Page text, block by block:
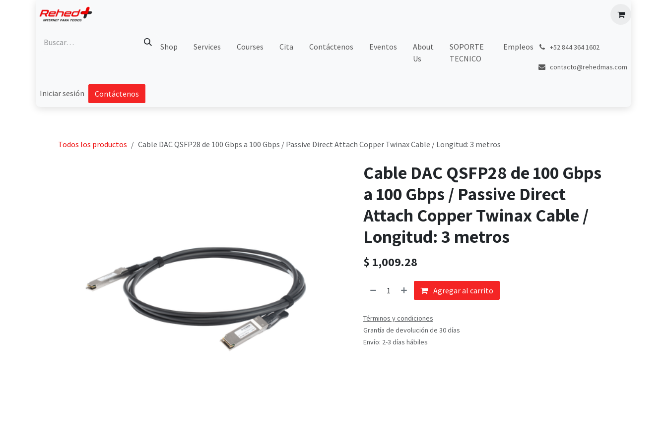
Shop Services Courses Cita Contáctenos Eventos
About
Us
SOPORTE
TECNICO
Empleos +52 844 364 1602
contacto@rehedmas.com
Iniciar sesión Contáctenos
Todos los productos Cable DAC QSFP28 de 100 Gbps a 100 Gbps / Passive Direct Attach Copper Twinax Cable / Longitud: 3 metros
Cable DAC QSFP28 de 100 Gbps
a 100 Gbps / Passive Direct
Attach Copper Twinax Cable /
Longitud: 3 metros
$ 1,009.28
Agregar al carrito
Términos y condiciones
Grantía de devolución de 30 días
Envío: 2-3 días hábiles